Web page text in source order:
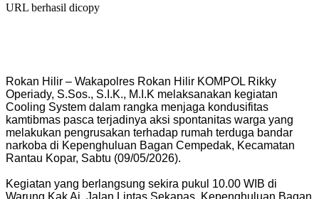
URL berhasil dicopy
Rokan Hilir – Wakapolres Rokan Hilir KOMPOL Rikky
Operiady, S.Sos., S.I.K., M.I.K melaksanakan kegiatan
Cooling System dalam rangka menjaga kondusifitas
kamtibmas pasca terjadinya aksi spontanitas warga yang
melakukan pengrusakan terhadap rumah terduga bandar
narkoba di Kepenghuluan Bagan Cempedak, Kecamatan
Rantau Kopar, Sabtu (09/05/2026).
Kegiatan yang berlangsung sekira pukul 10.00 WIB di
Warung Kak Ai, Jalan Lintas Sekapas, Kepenghuluan Bagan